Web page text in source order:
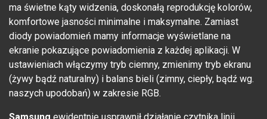
ma świetne kąty widzenia, doskonałą reprodukcję kolorów,
komfortowe jasności minimalne i maksymalne. Zamiast
diody powiadomień mamy informacje wyświetlane na
ekranie pokazujące powiadomienia z każdej aplikacji. W
ustawieniach włączymy tryb ciemny, zmienimy tryb ekranu
(żywy bądź naturalny) i balans bieli (zimny, ciepły, bądź wg.
naszych upodobań) w zakresie RGB.